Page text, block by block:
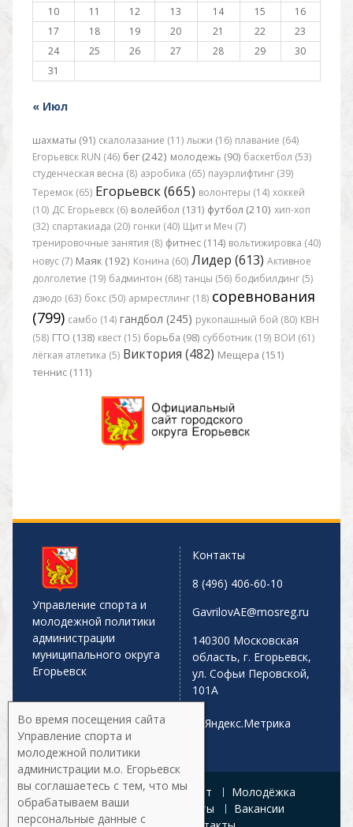
10
11 12 13 14 15
16
17
18 19 20 21 22
23
24
25 26 27 28 29
30
31
« Июл
шахматы (91) скалолазание (11) лыжи (16) плавание (64)
Егорьевск RUN (46) бег (242) молодежь (90) баскетбол (53)
студенческая весна (8) аэробика (65) пауэрлифтинг (39)
Теремок (65) Егорьевск (665) волонтеры (14) хоккей
(10) ДС Егорьевск (6) волейбол (131) футбол (210) хип-хоп
(32) спартакиада (20) гонки (40) Щит и Меч (7)
тренировочные занятия (8) фитнес (114) вольтижировка (40)
новус (7) Маяк (192) Конина (60) Лидер (613) Активное
долголетие (19) бадминтон (68) танцы (56) бодибилдинг (5)
дзюдо (63) бокс (50) армрестлинг (18) соревнования
(799) самбо (14) гандбол (245) рукопашный бой (80) КВН
(58) ГТО (138) квест (15) борьба (98) субботник (19) ВОИ (61)
лёгкая атлетика (5) Виктория (482) Мещера (151)
теннис (111)
Управление спорта и
молодежной политики
администрации
муниципального округа
Егорьевск
Контакты
8 (496) 406-60-10
GavrilovAE@mosreg.ru
140300 Московская
область, г. Егорьевск,
ул. Софьи Перовской,
101А
Главная Афиша Спорт
Молодёжка
Управление
Документы
Вакансии
Во время посещения сайта
Управление спорта и
молодежной политики
администрации м.о. Егорьевск
вы соглашаетесь с тем, что мы
обрабатываем ваши
персональные данные с